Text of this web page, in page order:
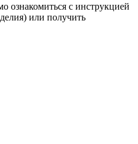
ознакомиться с инструкцией
или получить